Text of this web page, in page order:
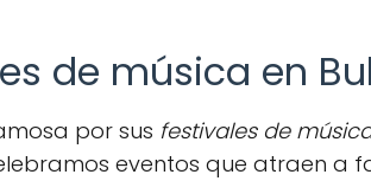
de música en
por sus festivales de
eventos que atraen a